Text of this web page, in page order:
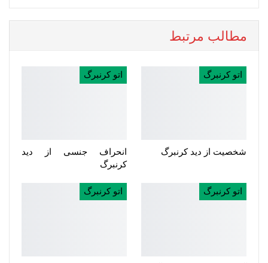
مطالب مرتبط
اتو کرنبرگ
شخصیت از دید کرنبرگ
اتو کرنبرگ
انحراف جنسی از دید
کرنبرگ
اتو کرنبرگ اتو کرنبرگ